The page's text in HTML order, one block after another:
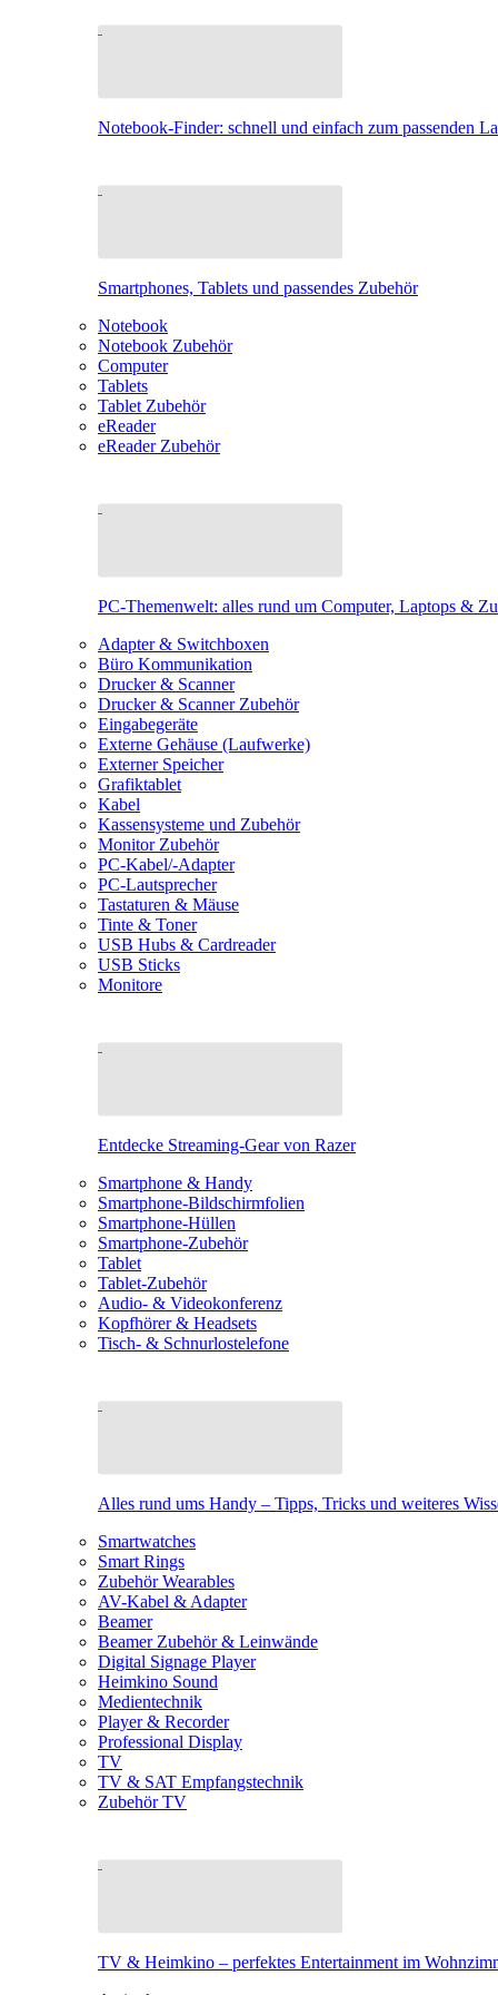
Notebook-Finder: schnell und einfach zum passenden
Smartphones, Tablets und passendes Zubehör
Notebook
Notebook Zubehör
Computer
Tablets
Tablet Zubehör
eReader
eReader Zubehör
PC-Themenwelt: alles rund um Computer, Laptops &
Adapter & Switchboxen
Büro Kommunikation
Drucker & Scanner
Drucker & Scanner Zubehör
Eingabegeräte
Externe Gehäuse (Laufwerke)
Externer Speicher
Grafiktablet
Kabel
Kassensysteme und Zubehör
Monitor Zubehör
PC-Kabel/-Adapter
PC-Lautsprecher
Tastaturen & Mäuse
Tinte & Toner
USB Hubs & Cardreader
USB Sticks
Monitore
Entdecke Streaming-Gear von Razer
Smartphone & Handy
Smartphone-Bildschirmfolien
Smartphone-Hüllen
Smartphone-Zubehör
Tablet
Tablet-Zubehör
Audio- & Videokonferenz
Kopfhörer & Headsets
Tisch- & Schnurlostelefone
Alles rund ums Handy – Tipps, Tricks und weiteres
Smartwatches
Smart Rings
Zubehör Wearables
AV-Kabel & Adapter
Beamer
Beamer Zubehör & Leinwände
Digital Signage Player
Heimkino Sound
Medientechnik
Player & Recorder
Professional Display
TV
TV & SAT Empfangstechnik
Zubehör TV
TV & Heimkino – perfektes Entertainment im